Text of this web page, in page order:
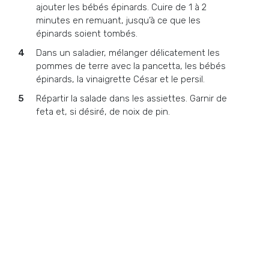
ajouter les bébés épinards. Cuire de 1 à 2
minutes en remuant, jusqu’à ce que les
épinards soient tombés.
Dans un saladier, mélanger délicatement les
pommes de terre avec la pancetta, les bébés
épinards, la vinaigrette César et le persil.
Répartir la salade dans les assiettes. Garnir de
feta et, si désiré, de noix de pin.